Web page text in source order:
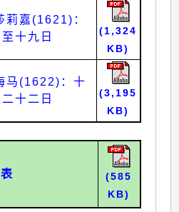
莉嘉(1621)：
十九日
(1,324
KB)
马(1622)：十
十二日
(3,195
KB)
(585
KB)